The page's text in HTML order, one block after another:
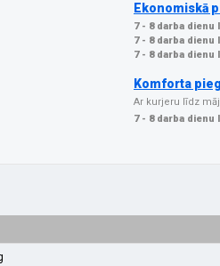
Ekonomiskā
7 - 8 darba dienu
7 - 8 darba dienu
7 - 8 darba dienu
Komforta
Ar kurjeru līdz
7 - 8 darba dienu